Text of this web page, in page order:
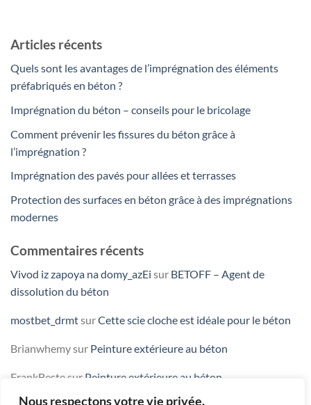
Nous respectons votre vie privée.
Articles récents
Quels sont les avantages de l’imprégnation des éléments
préfabriqués en béton ?
Imprégnation du béton – conseils pour le bricolage
Comment prévenir les fissures du béton grâce à
l’imprégnation ?
Imprégnation des pavés pour allées et terrasses
Protection des surfaces en béton grâce à des imprégnations
modernes
Commentaires récents
Vivod iz zapoya na domy_azEi sur BETOFF – Agent de
dissolution du béton
mostbet_drmtsurCette scie cloche est idéale pour le béton
Brianwhemysur Peinture extérieure au béton
FrankBestesur Peinture extérieure au béton